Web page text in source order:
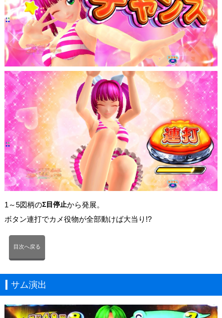
1～5図柄のΣ目停止から発展。
ボタン連打でカメ役物が全部動けば大当り!?
目次へ戻る
サム演出